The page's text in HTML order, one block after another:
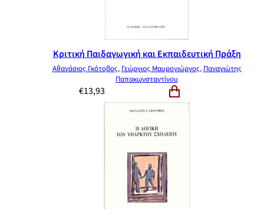
Κριτική Παιδαγωγική και Εκπαιδευτική Πράξη
Αθανάσιος Γκότοβος, Γεώργιος Μαυρογιώργος, Παναγιώτης
Παπακωνσταντίνου
€13,93